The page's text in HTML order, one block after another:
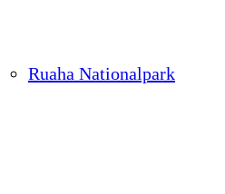
Ruaha Nationalpark